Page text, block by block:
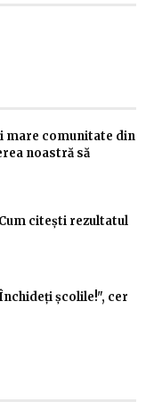
mare comunitate din
noastră să
Cum citești rezultatul
școlile!", cer